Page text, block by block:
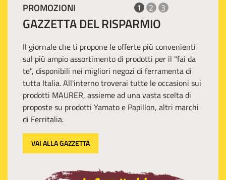
PROMOZIONI 1 2 3
GAZZETTA DEL RISPARMIO
Il giornale che ti propone le offerte più convenienti
sul più ampio assortimento di prodotti per il "fai da
te", disponibili nei migliori negozi di ferramenta di
tutta Italia. All'interno troverai tutte le occasioni sui
prodotti MAURER, assieme ad una vasta scelta di
proposte su prodotti Yamato e Papillon, altri marchi
di Ferritalia.
VAI ALLA GAZZETTA